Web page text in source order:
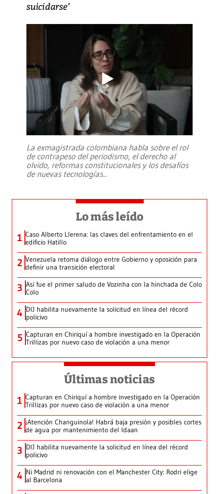
suicidarse’
La exmagistrada colombiana habla sobre el rol
de contrapeso del periodismo, el derecho al
olvido, reformas constitucionales y los desafíos
de nuevas tecnologías...
Lo más leído
1 Caso Alberto Llerena: las claves del enfrentamiento en el
edificio Hatillo
2 Venezuela retoma diálogo entre Gobierno y oposición para
definir una transición electoral
3 Así fue el primer saludo de Vozinha con la hinchada de Colo
Colo
4 DIJ habilita nuevamente la solicitud en línea del récord
policivo
5 Capturan en Chiriquí a hombre investigado en la Operación
Trillizas por nuevo caso de violación a una menor
Últimas noticias
1 Capturan en Chiriquí a hombre investigado en la Operación
Trillizas por nuevo caso de violación a una menor
2 ¡Atención Changuinola! Habrá baja presión y posibles cortes
de agua por mantenimiento del Idaan
3 DIJ habilita nuevamente la solicitud en línea del récord
policivo
4 Ni Madrid ni renovación con el Manchester City: Rodri elige
al Barcelona